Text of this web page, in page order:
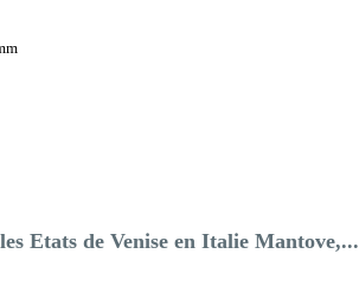
Etats de Venise en Italie Mantove,...